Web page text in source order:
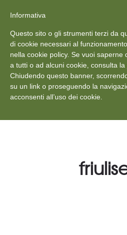
+39 011 18867102
Aceper
Vedi: Protezione dei dati
Informativa
Questo sito o gli strumenti terzi da
di cookie necessari al
nella cookie policy. Se vuoi saperne
a tutti o ad alcuni cookie, consulta la
Chiudendo questo banner,
su un link o proseguendo la
acconsenti all’uso dei cookie.